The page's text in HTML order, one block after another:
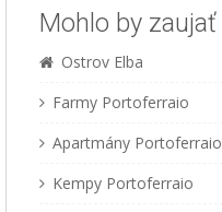
Mohlo by zaujať
Ostrov Elba
Farmy Portoferraio
Apartmány Portoferraio
Kempy Portoferraio